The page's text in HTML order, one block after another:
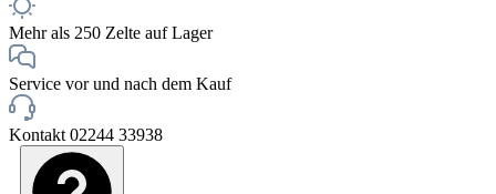
Mehr als 250 Zelte auf Lager
Service vor und nach dem Kauf
Kontakt 02244 33938